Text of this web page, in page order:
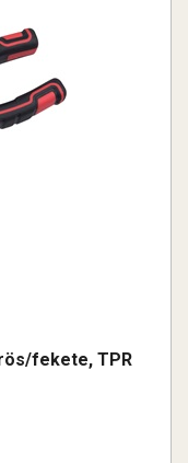
fekete, TPR